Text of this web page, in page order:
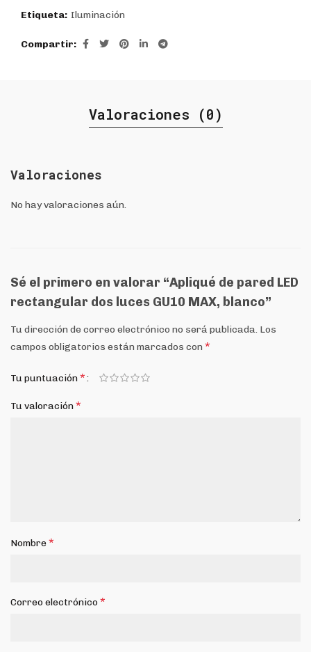
Etiqueta: Iluminación
Compartir
Valoraciones (0)
Valoraciones
No hay valoraciones aún.
Sé el primero en valorar “Apliqué de pared LED
rectangular dos luces GU10 MAX, blanco”
Tu dirección de correo electrónico no será publicada. Los
campos obligatorios están marcados con *
Tu puntuación*
Tu valoración*
Nombre*
Correo electrónico*